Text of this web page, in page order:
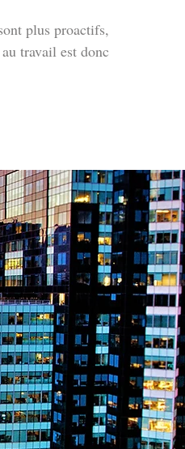
plus proactifs,
travail est donc